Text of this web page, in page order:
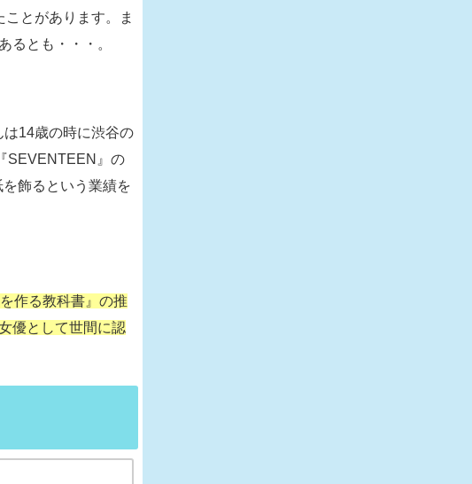
とがあります。ま
るとも・・・。
は14歳の時に渋谷の
SEVENTEEN』の
飾るという業績を
作る教科書』の推
優として世間に認